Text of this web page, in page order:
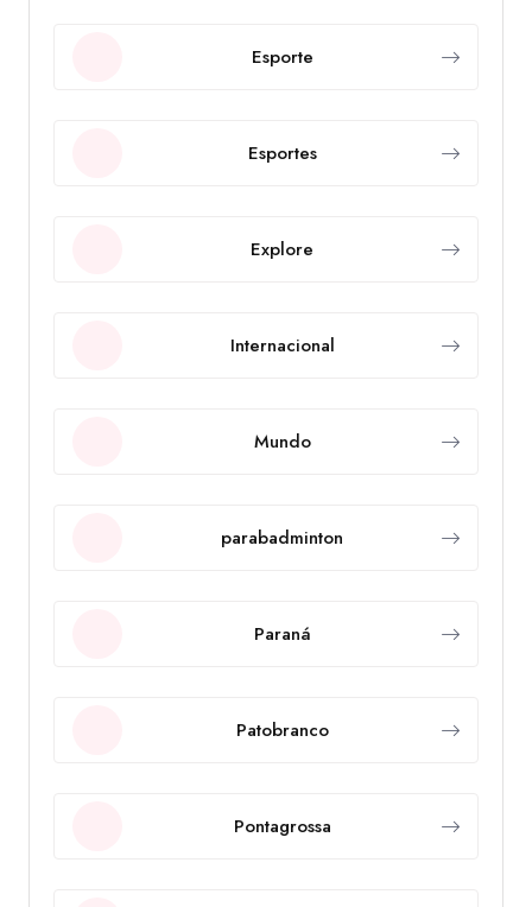
Esporte
Esportes
Explore
Internacional
Mundo
parabadminton
Paraná
Patobranco
Pontagrossa